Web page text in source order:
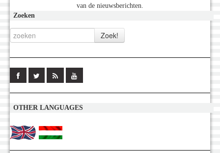
van de nieuwsberichten.
Zoeken
OTHER LANGUAGES